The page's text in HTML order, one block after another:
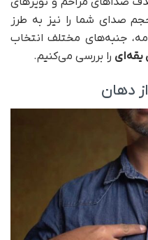
صدای شما را نیز به طرز
جنبه‌های مختلف انتخاب
یقه‌ای را بررسی می‌کنیم.
دهان